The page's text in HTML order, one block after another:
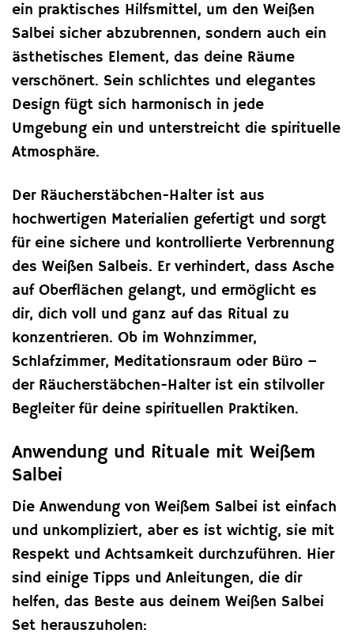
ein praktisches Hilfsmittel, um den Weißen
Salbei sicher abzubrennen, sondern auch ein
ästhetisches Element, das deine Räume
verschönert. Sein schlichtes und elegantes
Design fügt sich harmonisch in jede
Umgebung ein und unterstreicht die spirituelle
Atmosphäre.
Der Räucherstäbchen-Halter ist aus
hochwertigen Materialien gefertigt und sorgt
für eine sichere und kontrollierte Verbrennung
des Weißen Salbeis. Er verhindert, dass Asche
auf Oberflächen gelangt, und ermöglicht es
dir, dich voll und ganz auf das Ritual zu
konzentrieren. Ob im Wohnzimmer,
Schlafzimmer, Meditationsraum oder Büro –
der Räucherstäbchen-Halter ist ein stilvoller
Begleiter für deine spirituellen Praktiken.
Anwendung und Rituale mit Weißem
Salbei
Die Anwendung von Weißem Salbei ist einfach
und unkompliziert, aber es ist wichtig, sie mit
Respekt und Achtsamkeit durchzuführen. Hier
sind einige Tipps und Anleitungen, die dir
helfen, das Beste aus deinem Weißen Salbei
Set herauszuholen: